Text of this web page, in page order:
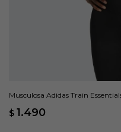
Musculosa Adidas Train
$ 1.490